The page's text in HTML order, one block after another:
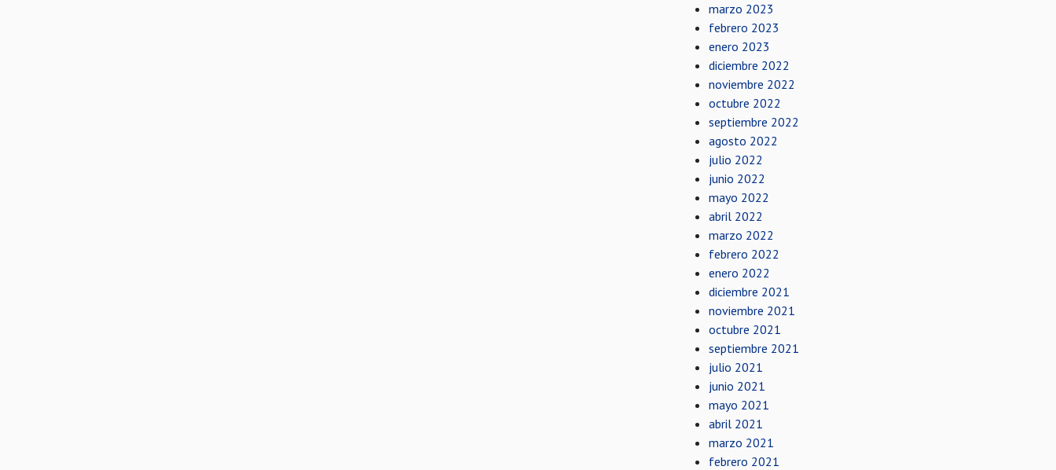
marzo 2023
febrero 2023
enero 2023
diciembre 2022
noviembre 2022
octubre 2022
septiembre 2022
agosto 2022
julio 2022
junio 2022
mayo 2022
abril 2022
marzo 2022
febrero 2022
enero 2022
diciembre 2021
noviembre 2021
octubre 2021
septiembre 2021
julio 2021
junio 2021
mayo 2021
abril 2021
marzo 2021
febrero 2021